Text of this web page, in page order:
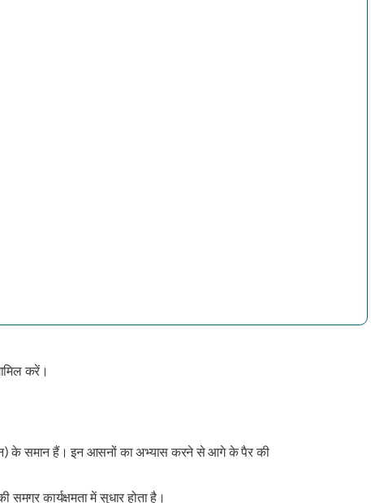
करें।
के समान हैं। इन आसनों का अभ्यास करने से आगे के पैर की
कार्यक्षमता में सुधार होता है।